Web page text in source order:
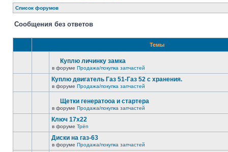
Список форумов
Сообщения без ответов
Темы
Куплю личинку замка
в форуме Продажа/покупка запчастей
Куплю двигатель Газ 51-Газ 52 с хранения.
в форуме Продажа/покупка запчастей
Щетки генератооа и стартера
в форуме Продажа/покупка запчастей
Ключ 17х22
в форуме Трёп
Диски на газ-63
в форуме Продажа/покупка запчастей